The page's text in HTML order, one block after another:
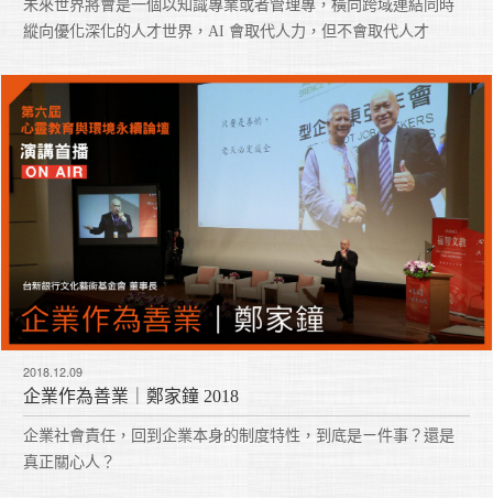
未來世界將會是一個以知識專業或者管理專，橫向跨域連結同時
縱向優化深化的人才世界，AI 會取代人力，但不會取代人才
2018.12.09
企業作為善業｜鄭家鐘 2018
企業社會責任，回到企業本身的制度特性，到底是ㄧ件事？還是
真正關心人？